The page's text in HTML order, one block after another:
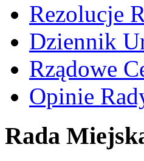
Rezolucje
Dziennik
Rządowe
Opinie
Rada